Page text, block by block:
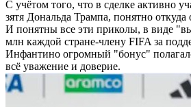
С учётом того, что в сделке активно
зятя Дональда Трампа, понятно
И понятны все эти приколы, в виде
млн каждой стране-члену FIFA за
Инфантино огромный "бонус"
всё уважение и доверие.